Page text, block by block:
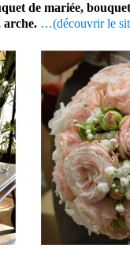
de mariée,
arche. …(découvrir le